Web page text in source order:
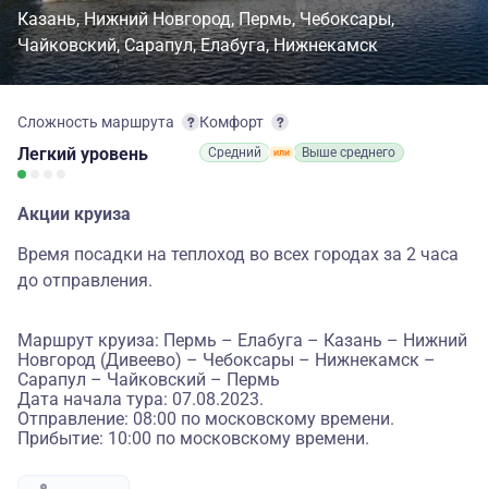
Казань Нижний Новгород Пермь Чебоксары
Чайковский Сарапул Елабуга Нижнекамск
Сложность маршрута
Легкий уровень
Комфорт
Средний Выше среднего
Акции круиза
Время посадки на теплоход во всех городах за 2 часа
до отправления.
Маршрут круиза: Пермь – Елабуга – Казань – Нижний
Новгород (Дивеево) – Чебоксары – Нижнекамск –
Сарапул – Чайковский – Пермь
Дата начала тура: 07.08.2023.
Отправление: 08:00 по московскому времени.
Прибытие: 10:00 по московскому времени.